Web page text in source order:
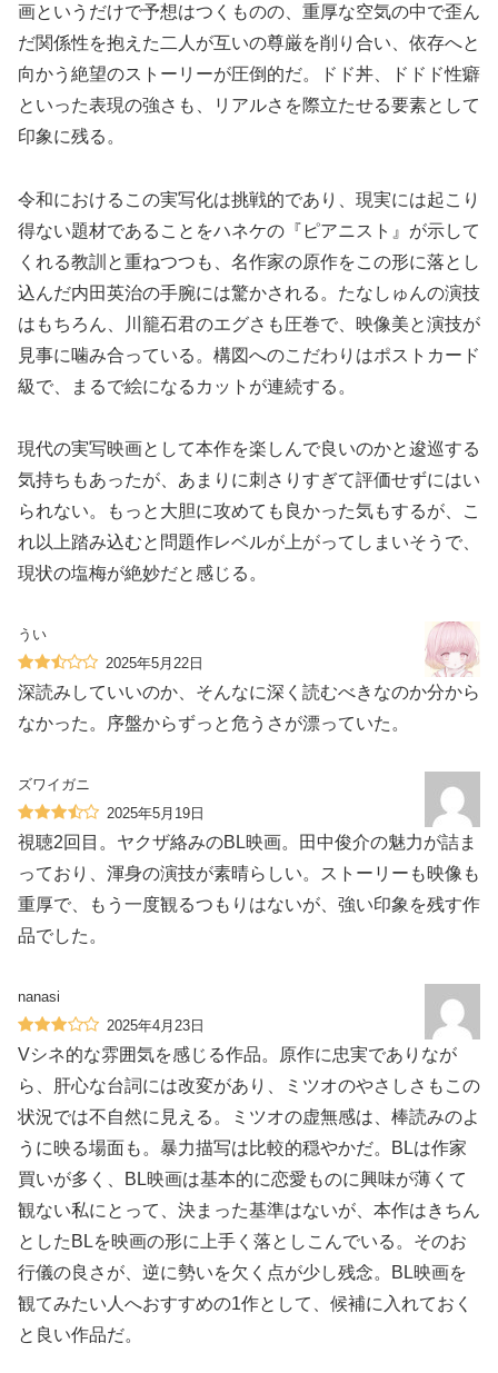
画というだけで予想はつくものの、重厚な空気の中で歪ん
だ関係性を抱えた二人が互いの尊厳を削り合い、依存へと
向かう絶望のストーリーが圧倒的だ。ドド丼、ドドド性癖
といった表現の強さも、リアルさを際立たせる要素として
印象に残る。
令和におけるこの実写化は挑戦的であり、現実には起こり
得ない題材であることをハネケの『ピアニスト』が示して
くれる教訓と重ねつつも、名作家の原作をこの形に落とし
込んだ内田英治の手腕には驚かされる。たなしゅんの演技
はもちろん、川籠石君のエグさも圧巻で、映像美と演技が
見事に噛み合っている。構図へのこだわりはポストカード
級で、まるで絵になるカットが連続する。
現代の実写映画として本作を楽しんで良いのかと逡巡する
気持ちもあったが、あまりに刺さりすぎて評価せずにはい
られない。もっと大胆に攻めても良かった気もするが、こ
れ以上踏み込むと問題作レベルが上がってしまいそうで、
現状の塩梅が絶妙だと感じる。
うい
2025年5月22日
深読みしていいのか、そんなに深く読むべきなのか分から
なかった。序盤からずっと危うさが漂っていた。
ズワイガニ
2025年5月19日
視聴2回目。ヤクザ絡みのBL映画。田中俊介の魅力が詰ま
っており、渾身の演技が素晴らしい。ストーリーも映像も
重厚で、もう一度観るつもりはないが、強い印象を残す作
品でした。
nanasi
2025年4月23日
Vシネ的な雰囲気を感じる作品。原作に忠実でありなが
ら、肝心な台詞には改変があり、ミツオのやさしさもこの
状況では不自然に見える。ミツオの虚無感は、棒読みのよ
うに映る場面も。暴力描写は比較的穏やかだ。BLは作家
買いが多く、BL映画は基本的に恋愛ものに興味が薄くて
観ない私にとって、決まった基準はないが、本作はきちん
としたBLを映画の形に上手く落としこんでいる。そのお
行儀の良さが、逆に勢いを欠く点が少し残念。BL映画を
観てみたい人へおすすめの1作として、候補に入れておく
と良い作品だ。